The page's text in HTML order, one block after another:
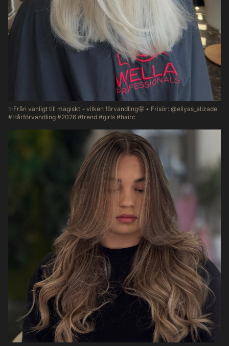
✨Från vanligt till magiskt – vilken förvandling🤩 • Frisör: @eliyas_alizade
#Hårförvandling #2026 #trend #girls #hairc